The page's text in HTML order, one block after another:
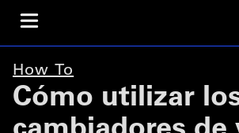
How To
Cómo utilizar
cambiadores de